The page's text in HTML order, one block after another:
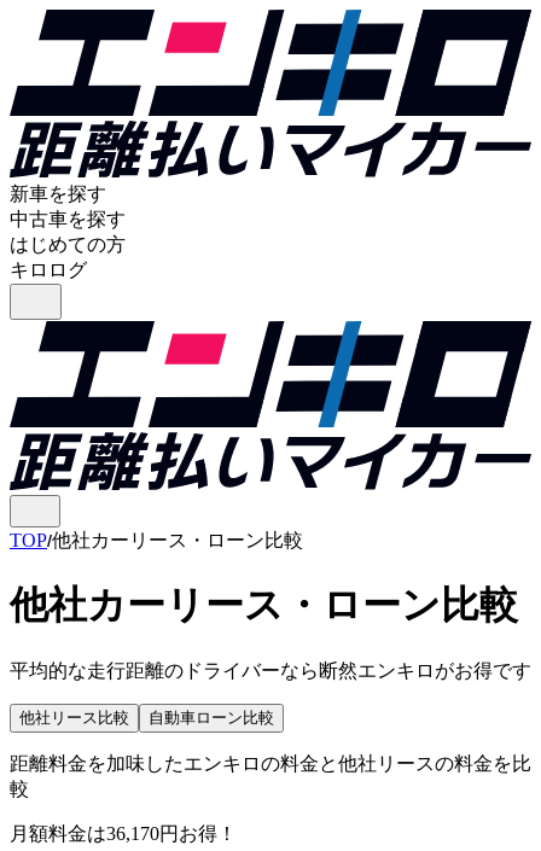
新車を探す
中古車を探す
はじめての方
キロログ
TOP 他社カーリース・ローン比較
他社カーリース・ローン比較
平均的な走行距離のドライバーなら断然エンキロがお得です
他社リース比較 自動車ローン比較
距離料金を加味したエンキロの料金と他社リースの料金を比
較
月額料金は36,170円 お得！